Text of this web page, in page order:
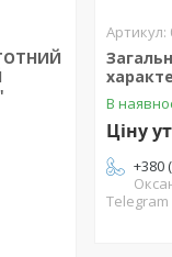
В
Ціну
+380
Telegram